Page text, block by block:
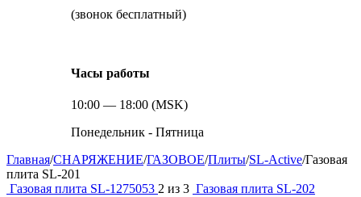
(звонок бесплатный)
Часы работы
10:00 — 18:00 (MSK)
Понедельник - Пятница
Главная/СНАРЯЖЕНИЕ/ГАЗОВОЕ/Плиты/SL-Active/Газовая
плита SL-201
Газовая плита SL-1275053 2 из 3 Газовая плита SL-202